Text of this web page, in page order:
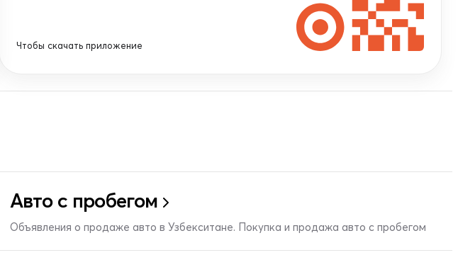
Чтобы скачать приложение
Авто с пробегом
Объявления о продаже авто в Узбекситане. Покупка и продажа авто с пробегом